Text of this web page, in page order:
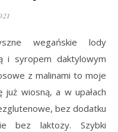
wegańskie lody
i syropem daktylowym
z malinami to moje
już wiosną, a w upałach
bez dodatku
bez laktozy. Szybki